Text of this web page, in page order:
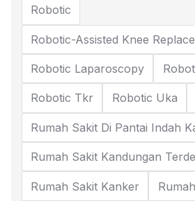
Robotic
Robotic-Assisted Knee
Robotic Laparoscopy
Robotic Tkr Robotic Uka
Rumah Sakit Di Pantai Indah
Rumah Sakit Kandungan
Rumah Sakit Kanker